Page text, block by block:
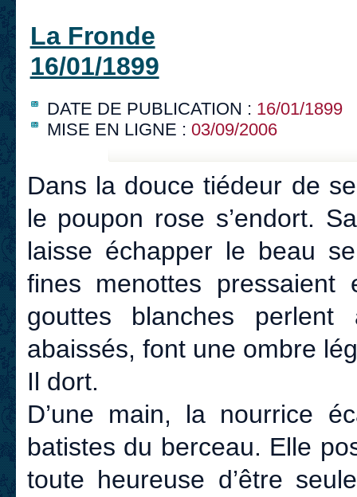
La Fronde
16/01/1899
DATE DE PUBLICATION : 16/01/1899
MISE EN LIGNE : 03/09/2006
Dans la douce tiédeur de
le poupon rose s’endort.
laisse échapper le beau
fines menottes
gouttes blanches
abaissés, font une ombre
Il dort.
D’une main, la nourrice
batistes du berceau. Elle
toute heureuse d’être